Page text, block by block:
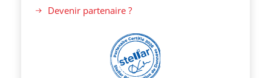
Devenir partenaire ?